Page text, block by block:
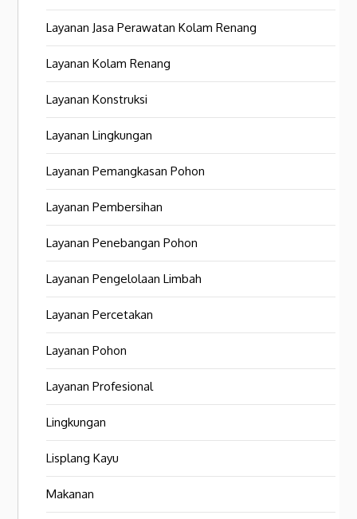
Layanan Jasa Perawatan Kolam Renang
Layanan Kolam Renang
Layanan Konstruksi
Layanan Lingkungan
Layanan Pemangkasan Pohon
Layanan Pembersihan
Layanan Penebangan Pohon
Layanan Pengelolaan Limbah
Layanan Percetakan
Layanan Pohon
Layanan Profesional
Lingkungan
Lisplang Kayu
Makanan